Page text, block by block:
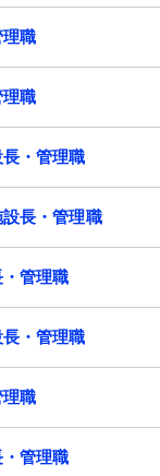
職
職
・管理職
長・管理職
管理職
・管理職
職
管理職